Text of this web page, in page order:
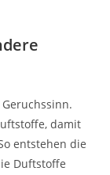
damit
entstehen die
Duftstoffe